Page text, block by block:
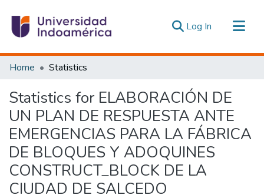
Log In (current)
Communities & Collections
Estadísticas Externas
Home Statistics
Statistics for ELABORACIÓN DE
UN PLAN DE RESPUESTA ANTE
EMERGENCIAS PARA LA FÁBRICA
DE BLOQUES Y ADOQUINES
CONSTRUCT_BLOCK DE LA
CIUDAD DE SALCEDO